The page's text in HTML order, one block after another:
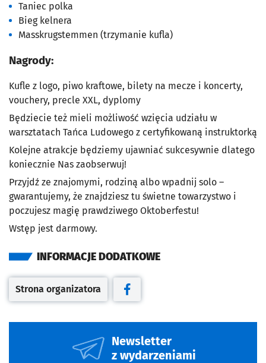
Taniec polka
Bieg kelnera
Masskrugstemmen (trzymanie kufla)
Nagrody:
Kufle z logo, piwo kraftowe, bilety na mecze i koncerty,
vouchery, precle XXL, dyplomy
Będziecie też mieli możliwość wzięcia udziału w
warsztatach Tańca Ludowego z certyfikowaną instruktorką
Kolejne atrakcje będziemy ujawniać sukcesywnie dlatego
koniecznie Nas zaobserwuj!
Przyjdź ze znajomymi, rodziną albo wpadnij solo –
gwarantujemy, że znajdziesz tu świetne towarzystwo i
poczujesz magię prawdziwego Oktoberfestu!
Wstęp jest darmowy.
INFORMACJE DODATKOWE
Otwiera się w nowej karcie
Strona organizatora
Otwiera się w nowej karcie
Newsletter
z wydarzeniami